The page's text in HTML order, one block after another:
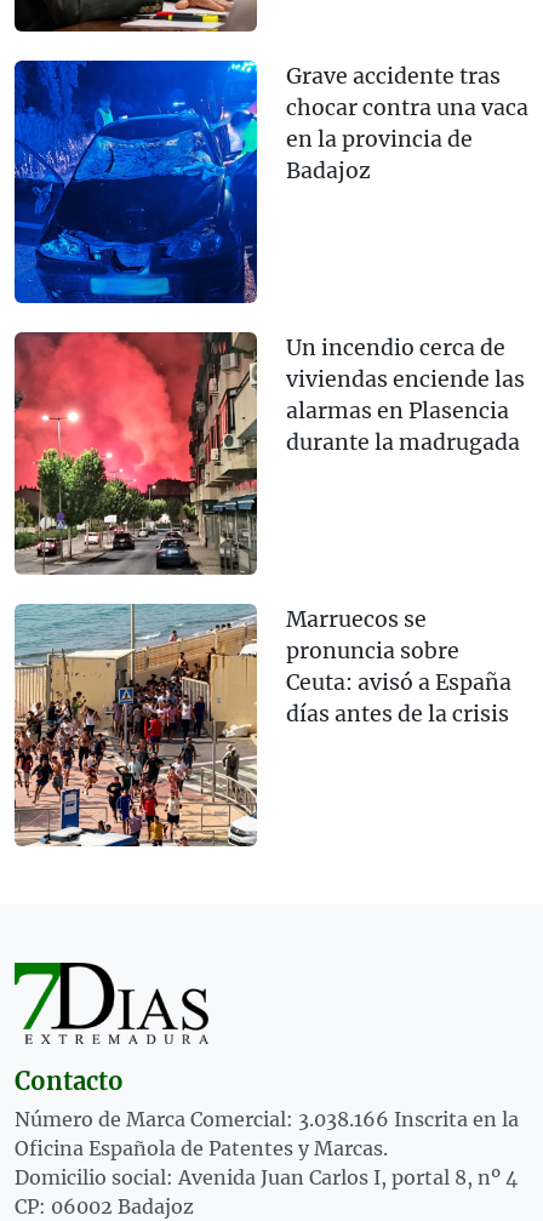
Grave accidente tras
chocar contra una vaca
en la provincia de
Badajoz
Un incendio cerca de
viviendas enciende las
alarmas en Plasencia
durante la madrugada
Marruecos se
pronuncia sobre
Ceuta: avisó a España
días antes de la crisis
Contacto
Número de Marca Comercial: 3.038.166 Inscrita en la
Oficina Española de Patentes y Marcas.
Domicilio social: Avenida Juan Carlos I, portal 8, nº 4
CP: 06002 Badajoz